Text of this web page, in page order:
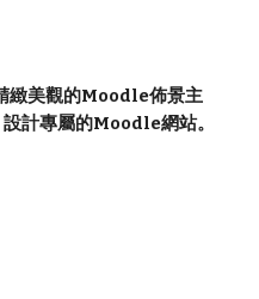
緻美觀的Moodle佈景主
計專屬的Moodle網站。